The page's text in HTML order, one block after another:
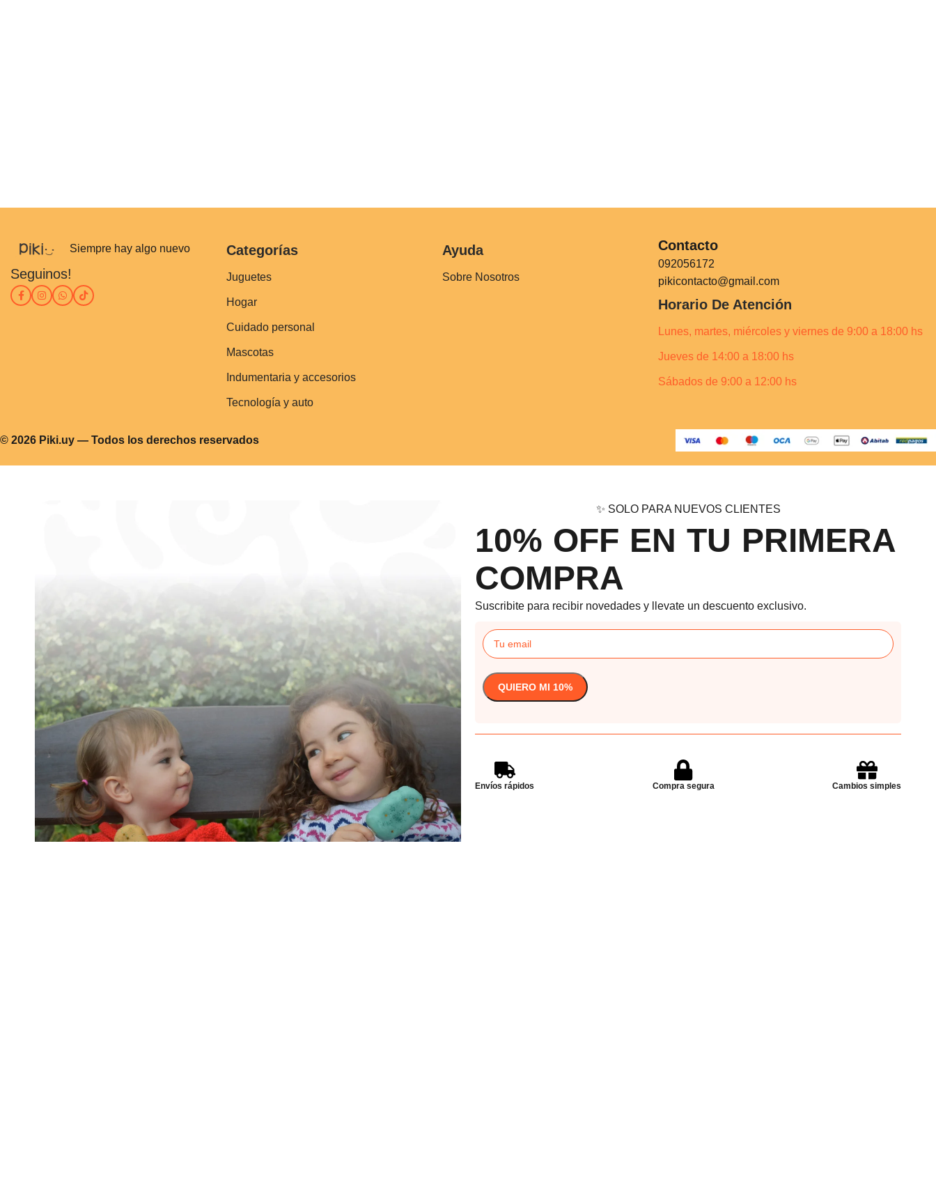
Siempre hay algo nuevo
Seguinos!
Categorías
Juguetes
Hogar
Cuidado personal
Mascotas
Indumentaria y accesorios
Tecnología y auto
Ayuda
Sobre Nosotros
Contacto
092056172
pikicontacto@gmail.com
Horario De Atención
Lunes, martes, miércoles y viernes de 9:00 a 18:00 hs
Jueves de 14:00 a 18:00 hs
Sábados de 9:00 a 12:00 hs
© 2026 Piki.uy — Todos los derechos reservados
✨ SOLO PARA NUEVOS CLIENTES
10% OFF EN TU PRIMERA
COMPRA
Suscribite para recibir novedades y llevate un descuento exclusivo.
Envíos rápidos Compra segura Cambios simples